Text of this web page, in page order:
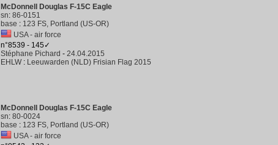
McDonnell Douglas F-15C Eagle
sn: 86-0151
base : 123 FS, Portland (US-OR)
USA - air force
n°8539 - 145✓
Stéphane Pichard - 24.04.2015
EHLW : Leeuwarden (NLD) Frisian Flag 2015
McDonnell Douglas F-15C Eagle
sn: 80-0024
base : 123 FS, Portland (US-OR)
USA - air force